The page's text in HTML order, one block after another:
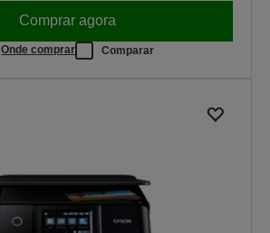
Comprar agora
Onde comprar Comparar